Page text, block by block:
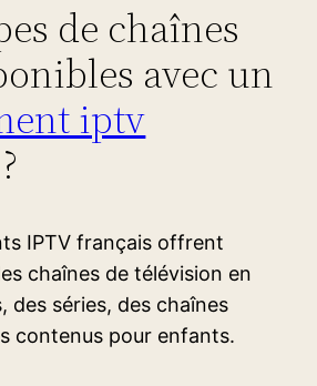
de chaînes
avec un
iptv
IPTV français offrent
chaînes de télévision en
des séries, des chaînes
contenus pour enfants.